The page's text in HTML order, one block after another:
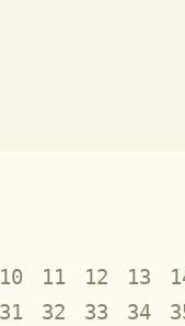
11 12 13
32 33 34